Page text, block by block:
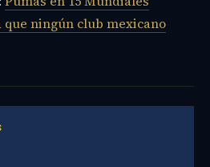
que ningún club mexicano